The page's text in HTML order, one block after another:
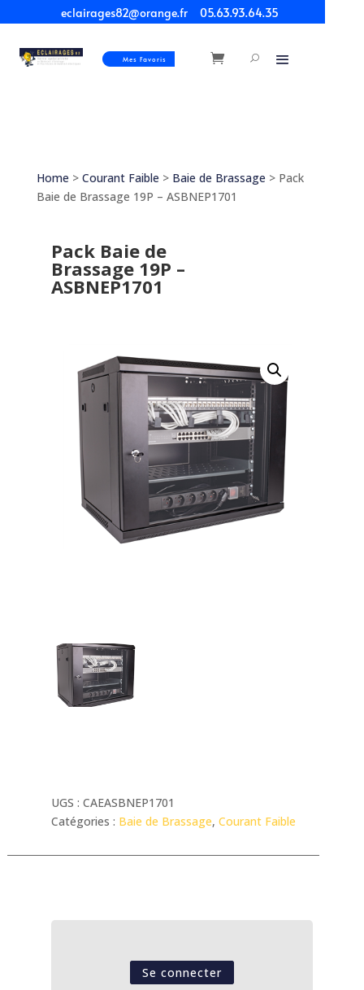
eclairages82@orange.fr 05.63.93.64.35
Mes Favoris
Home > Courant Faible > Baie de Brassage > Pack
Baie de Brassage 19P – ASBNEP1701
Pack Baie de
Brassage 19P –
ASBNEP1701
UGS : CAEASBNEP1701
Catégories : Baie de Brassage, Courant Faible
Se connecter